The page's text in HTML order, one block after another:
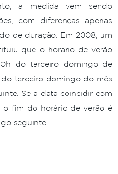
a medida vem sendo
com diferenças apenas
de duração. Em 2008, um
que o horário de verão
do terceiro domingo de
terceiro domingo do mês
Se a data coincidir com
o fim do horário de verão é
seguinte.